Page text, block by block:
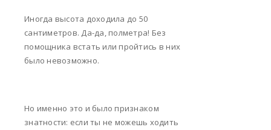
Иногда высота доходила до 50
сантиметров. Да-да, полметра! Без
помощника встать или пройтись в них
было невозможно.
Но именно это и было признаком
знатности: если ты не можешь ходить